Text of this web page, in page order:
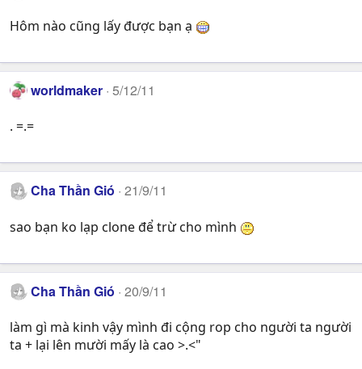
Hôm nào cũng lấy được bạn ạ
worldmaker 5/12/11
. =.=
Cha Thần Gió 21/9/11
sao bạn ko lạp clone để trừ cho mình
Cha Thần Gió 20/9/11
làm gì mà kinh vậy mình đi cộng rop cho người ta người
ta + lại lên mười mấy là cao >.<"